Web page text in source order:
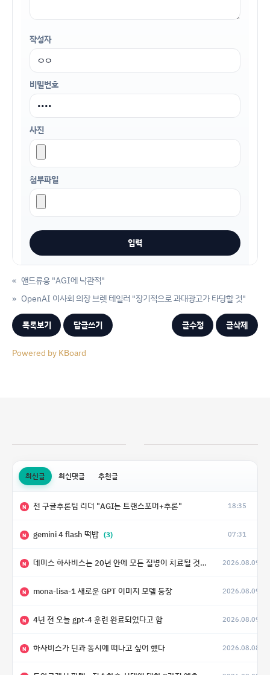
작성자
비밀번호
사진
첨부파일
« 앤드류응 "AGI에 낙관적"
OpenAI 이사회 의장 브렛 테일러 "장기적으로 과대광고가 타당할 것"
»
목록보기 답글쓰기 글수정 글삭제
Powered by KBoard
최신글 최신댓글 추천글
N 전 구글추론팀 리더 "AGI는 트랜스포머+추론" 18:35
N gemini 4 flash 떡밥 (3) 07:31
N 데미스 하사비스는 20년 안에 모든 질병이 치료될 것으로 예상한다. (4)
2026.08.09
N mona-lisa-1 새로운 GPT 이미지 모델 등장 2026.08.09
N 4년 전 오늘 gpt-4 훈련 완료되었다고 함 2026.08.09
N 하사비스가 딘과 동시에 떠나고 싶어 했다 2026.08.08